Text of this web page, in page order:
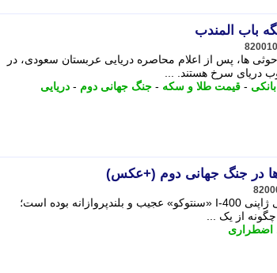
باب المندب
ها، پس از اعلام محاصره دریایی عربستان سعودی، در
دریای سرخ هستند. ...
- قیمت طلا و سکه - جنگ جهانی دوم - دریایی
ها در جنگ جهانی دوم (+عکس)
در تاریخ جنگ افزارهای دریایی، کمتر سلاحی به اندازه زیردریایی ژاپنی I-400 «سنتوکو» عجیب و بلندپروازانه بوده است؛
از یک ...
اضطراری